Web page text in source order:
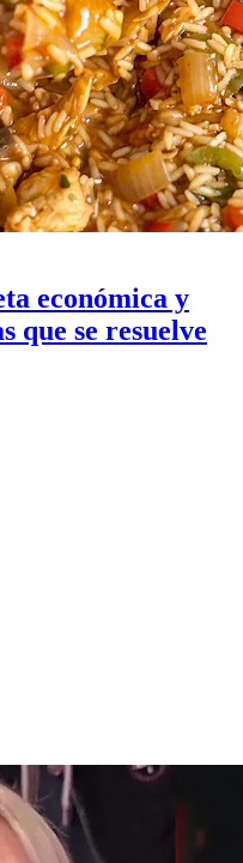
económica y
que se resuelve